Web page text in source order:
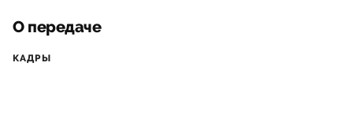
О передаче
КАДРЫ